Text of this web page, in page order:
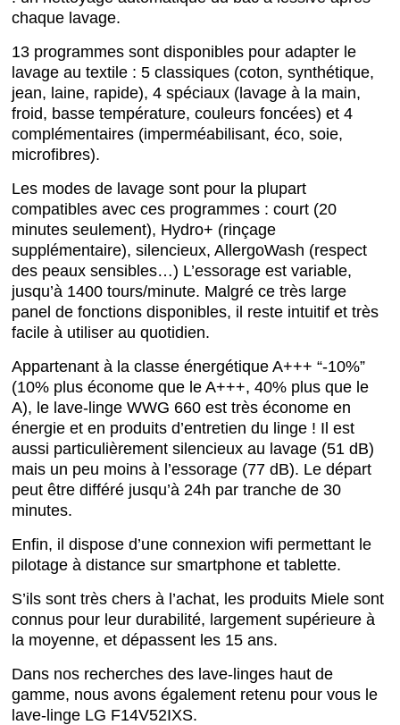
chaque lavage.
13 programmes sont disponibles pour adapter le
lavage au textile : 5 classiques (coton, synthétique,
jean, laine, rapide), 4 spéciaux (lavage à la main,
froid, basse température, couleurs foncées) et 4
complémentaires (imperméabilisant, éco, soie,
microfibres).
Les modes de lavage sont pour la plupart
compatibles avec ces programmes : court (20
minutes seulement), Hydro+ (rinçage
supplémentaire), silencieux, AllergoWash (respect
des peaux sensibles…) L’essorage est variable,
jusqu’à 1400 tours/minute. Malgré ce très large
panel de fonctions disponibles, il reste intuitif et très
facile à utiliser au quotidien.
Appartenant à la classe énergétique A+++ “-10%”
(10% plus économe que le A+++, 40% plus que le
A), le lave-linge WWG 660 est très économe en
énergie et en produits d’entretien du linge ! Il est
aussi particulièrement silencieux au lavage (51 dB)
mais un peu moins à l’essorage (77 dB). Le départ
peut être différé jusqu’à 24h par tranche de 30
minutes.
Enfin, il dispose d’une connexion wifi permettant le
pilotage à distance sur smartphone et tablette.
S’ils sont très chers à l’achat, les produits Miele sont
connus pour leur durabilité, largement supérieure à
la moyenne, et dépassent les 15 ans.
Dans nos recherches des lave-linges haut de
gamme, nous avons également retenu pour vous le
lave-linge LG F14V52IXS.